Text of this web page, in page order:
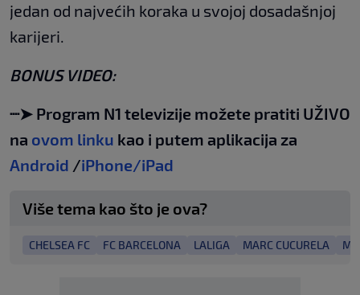
jedan od najvećih koraka u svojoj dosadašnjoj
karijeri.
BONUS VIDEO:
┈➤ Program N1 televizije možete pratiti UŽIVO
na ovom linku kao i putem aplikacija za
Android /iPhone/iPad
Više tema kao što je ova?
CHELSEA FC FC BARCELONA LALIGA MARC CUCURELA